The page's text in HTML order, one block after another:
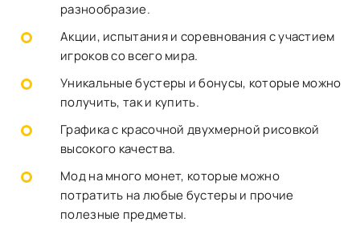
разнообразие.
Акции, испытания и соревнования с участием
игроков со всего мира.
Уникальные бустеры и бонусы, которые можно
получить, так и купить.
Графика с красочной двухмерной рисовкой
высокого качества.
Мод на много монет, которые можно
потратить на любые бустеры и прочие
полезные предметы.